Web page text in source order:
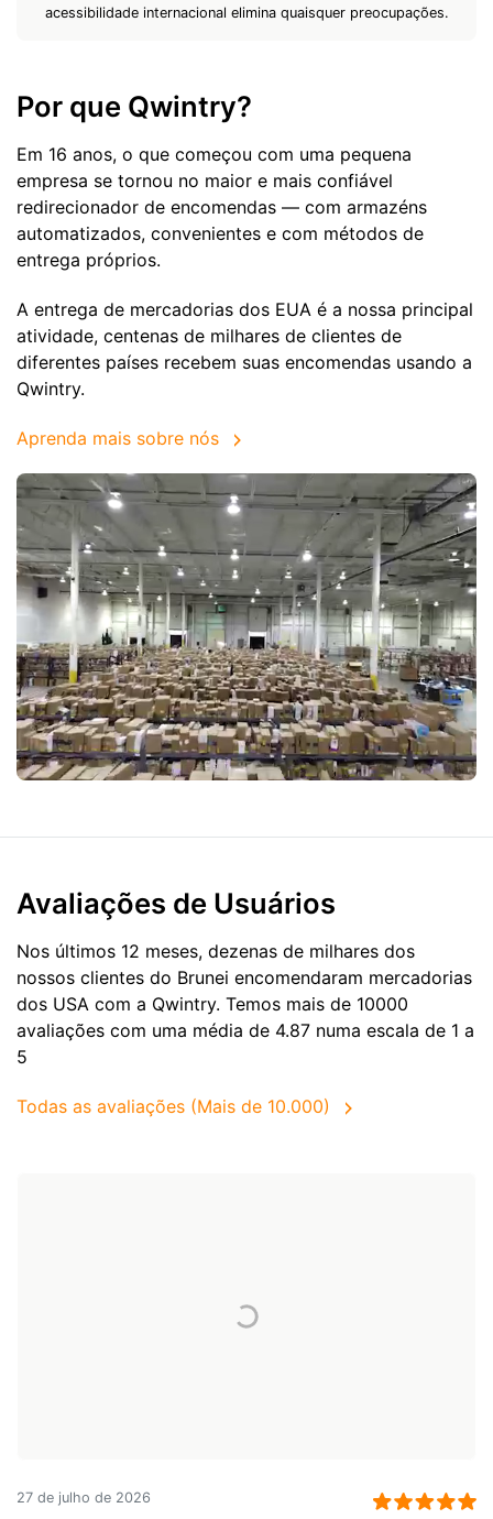
acessibilidade internacional elimina quaisquer preocupações.
Por que Qwintry?
Em 16 anos, o que começou com uma pequena
empresa se tornou no maior e mais confiável
redirecionador de encomendas — com armazéns
automatizados, convenientes e com métodos de
entrega próprios.
A entrega de mercadorias dos EUA é a nossa principal
atividade, centenas de milhares de clientes de
diferentes países recebem suas encomendas usando a
Qwintry.
Aprenda mais sobre nós
Avaliações de Usuários
Nos últimos 12 meses, dezenas de milhares dos
nossos clientes do Brunei encomendaram mercadorias
dos USA com a Qwintry. Temos mais de 10000
avaliações com uma média de 4.87 numa escala de 1 a
5
Todas as avaliações (Mais de 10.000)
27 de julho de 2026